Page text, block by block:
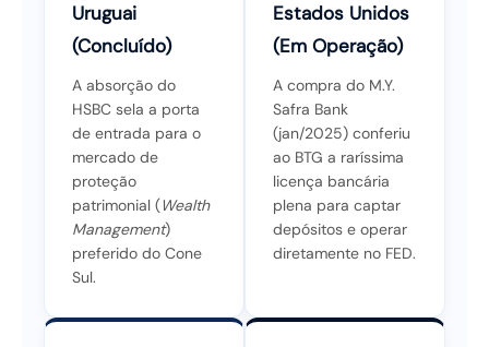
Uruguai
(Concluído)
A absorção do
HSBC sela a porta
de entrada para o
mercado de
proteção
patrimonial (Wealth
Management)
preferido do Cone
Sul.
Estados Unidos
(Em Operação)
A compra do M.Y.
Safra Bank
(jan/2025) conferiu
ao BTG a raríssima
licença bancária
plena para captar
depósitos e operar
diretamente no FED.